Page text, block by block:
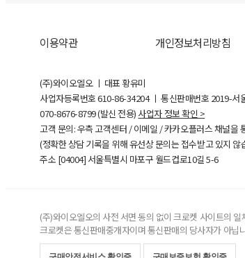
이용약관 개인정보처리방침
(주)와이오엘오 ㅣ 대표 황유미
사업자등록번호610-86-34204ㅣ 통신판매번호 2019-서
070-8676-8799 (발신 전용) 사업자 정보 확인 >
고객 문의: 우측 고객센터 / 이메일 / 카카오플러스 채널을
(정확한 상담 기록을 위해 유선상 문의는 접수받고 있지 않
주소 [04004] 서울특별시 마포구 월드컵로10길5-6
(주)와이오엘오의 사전 서면 동의 없이 크로켓 사이트의
크로켓은 통신판매중개자이며 통신판매의 당사자가 아닙